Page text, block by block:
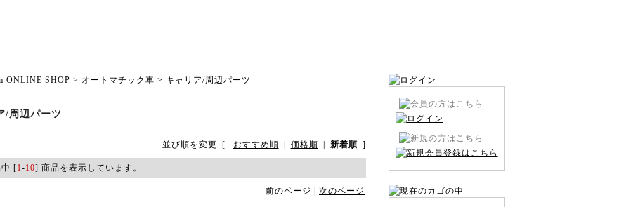
ONLINE SHOP > オートマチック車 > キャリア/周辺パーツ
/周辺パーツ
並び順を変更 [ おすすめ順 価格順 新着順 ]
[1-10] 商品を表示しています。
前のページ | 次のページ